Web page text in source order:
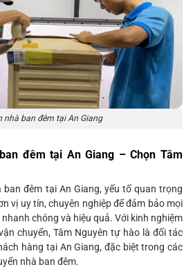
nhà ban đêm tại An Giang
đêm tại An Giang – Chọn Tâm
ban đêm tại An Giang, yếu tố quan trọng
vị uy tín, chuyên nghiệp để đảm bảo mọi
chóng và hiệu quả. Với kinh nghiệm
chuyển, Tâm Nguyên tự hào là đối tác
hàng tại An Giang, đặc biệt trong các
nhà ban đêm.